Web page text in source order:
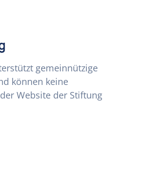
gemeinnützige
können keine
Website der Stiftung